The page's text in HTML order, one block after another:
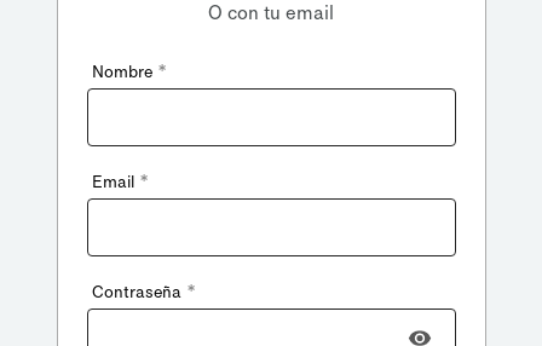
O con tu email
Nombre *
Email *
Contraseña *